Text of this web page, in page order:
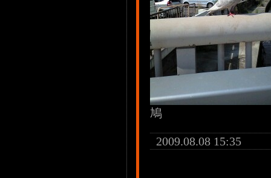
鳩
2009.08.08 15:35